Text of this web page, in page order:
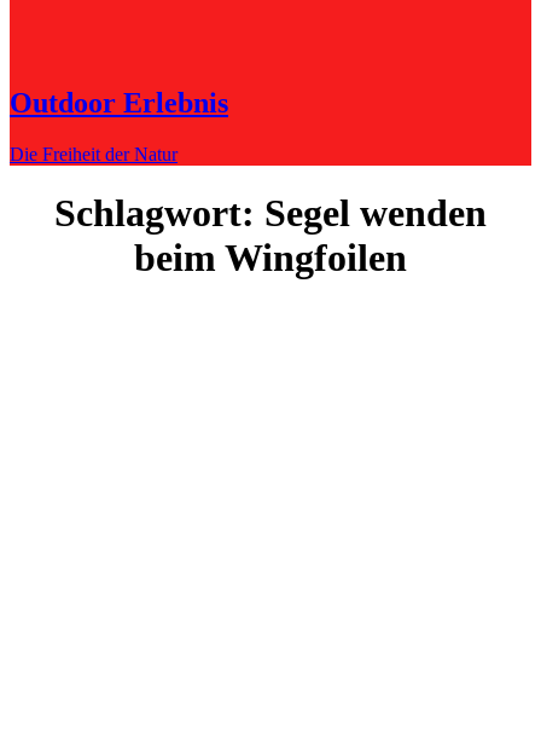
Outdoor Erlebnis
Die Freiheit der Natur
Schlagwort: Segel wenden
beim Wingfoilen